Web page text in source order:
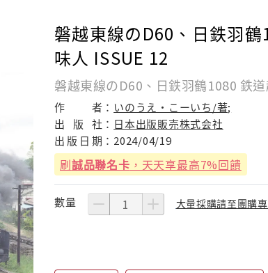
磐越東線のD60、日鉄羽
味人 ISSUE 12
磐越東線のD60、日鉄羽鶴1080 鉄
作 者： いのうえ・こーいち/著;
出
版 社： 日本出版販売株式会社
出 版 日 期： 2024/04/19
刷誠品聯名卡 ，天天享最高7%回饋
數量 大量採購請至團購